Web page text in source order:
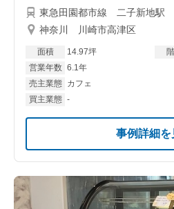
神奈川 川崎市高津区
面積 14.97坪
営業年数 6.1年
売主業態
カフェ
買主業態 -
事例詳細を